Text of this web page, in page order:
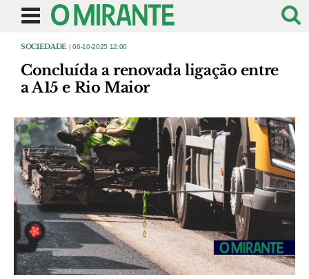
SOCIEDADE | 06-10-2025 12:00
Concluída a renovada ligação entre
a A15 e Rio Maior